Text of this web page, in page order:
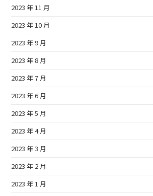
2023 年 11 月
2023 年 10 月
2023 年 9 月
2023 年 8 月
2023 年 7 月
2023 年 6 月
2023 年 5 月
2023 年 4 月
2023 年 3 月
2023 年 2 月
2023 年 1 月